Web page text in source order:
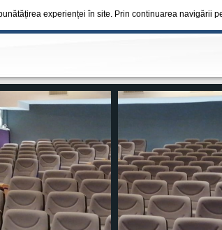
experienței în site. Prin continuarea navigării